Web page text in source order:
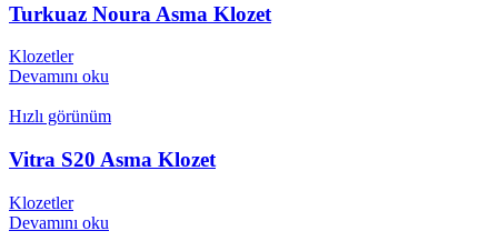
Turkuaz Noura Asma Klozet
Klozetler
Devamını oku
Hızlı görünüm
Vitra S20 Asma Klozet
Klozetler
Devamını oku